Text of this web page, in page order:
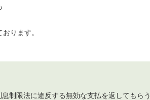
ります。
制限法に違反する無効な支払を返してもらう